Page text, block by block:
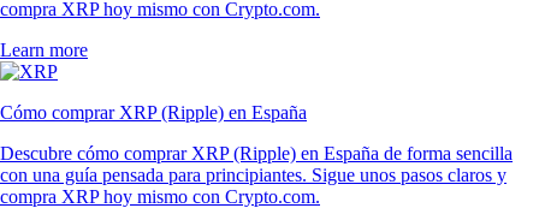
compra XRP hoy mismo con Crypto.com.
Learn more
Cómo comprar XRP (Ripple) en España
Descubre cómo comprar XRP (Ripple) en España de forma sencilla
con una guía pensada para principiantes. Sigue unos pasos claros y
compra XRP hoy mismo con Crypto.com.